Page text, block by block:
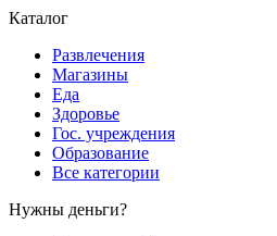
Каталог
Развлечения
Магазины
Еда
Здоровье
Гос. учреждения
Образование
Все категории
Нужны деньги?